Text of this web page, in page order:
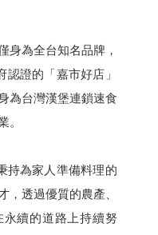
身為全台知名品牌，
證的「嘉市好店」
為台灣漢堡連鎖速食
。
持為家人準備料理的
，透過優質的農產、
續的道路上持續努